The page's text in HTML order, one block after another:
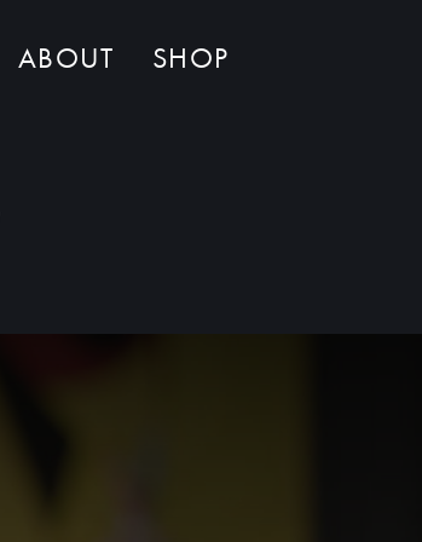
ABOUT SHOP